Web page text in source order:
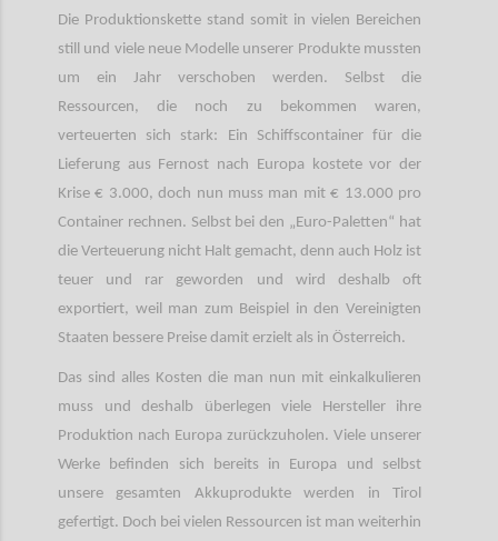
Die Produktionskette stand somit in vielen Bereichen
still und viele neue Modelle unserer Produkte mussten
um ein Jahr verschoben werden. Selbst die
Ressourcen, die noch zu bekommen waren,
verteuerten sich stark: Ein Schiffscontainer für die
Lieferung aus Fernost nach Europa kostete vor der
Krise € 3.000, doch nun muss man mit € 13.000 pro
Container rechnen. Selbst bei den „Euro-Paletten“ hat
die Verteuerung nicht Halt gemacht, denn auch Holz ist
teuer und rar geworden und wird deshalb oft
exportiert, weil man zum Beispiel in den Vereinigten
Staaten bessere Preise damit erzielt als in Österreich.
Das sind alles Kosten die man nun mit einkalkulieren
muss und deshalb überlegen viele Hersteller ihre
Produktion nach Europa zurückzuholen. Viele unserer
Werke befinden sich bereits in Europa und selbst
unsere gesamten Akkuprodukte werden in Tirol
gefertigt. Doch bei vielen Ressourcen ist man weiterhin